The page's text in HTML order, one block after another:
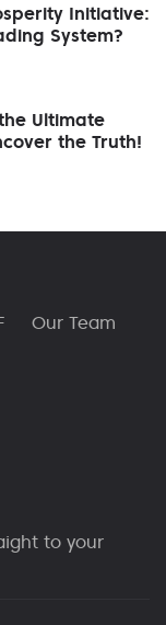
Initiative:
System?
Ultimate
the Truth!
Our Team
to your